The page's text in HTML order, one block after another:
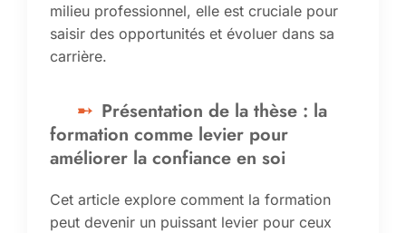
milieu professionnel, elle est cruciale pour
saisir des opportunités et évoluer dans sa
carrière.
Présentation de la thèse : la
formation comme levier pour
améliorer la confiance en soi
Cet article explore comment la formation
peut devenir un puissant levier pour ceux